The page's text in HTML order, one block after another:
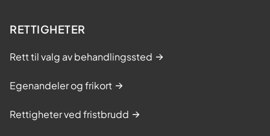
RETTIGHETER
Rett til valg av behandlingssted
Egenandeler og frikort
Rettigheter ved fristbrudd